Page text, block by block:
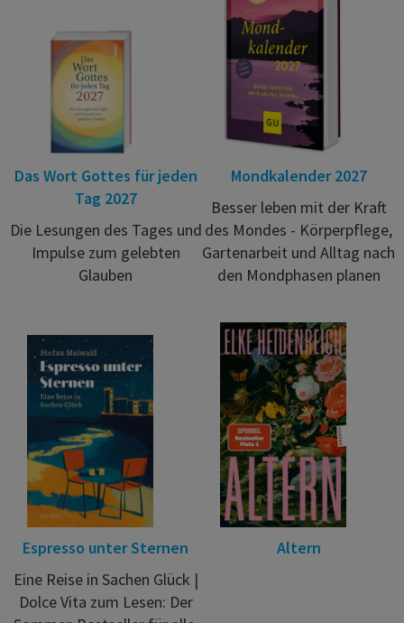
Das Wort Gottes für jeden
Tag 2027
Die Lesungen des Tages und
Impulse zum gelebten
Glauben
Mondkalender 2027
Besser leben mit der Kraft
des Mondes - Körperpflege,
Gartenarbeit und Alltag nach
den Mondphasen planen
Espresso unter Sternen
Eine Reise in Sachen Glück |
Dolce Vita zum Lesen: Der
Altern